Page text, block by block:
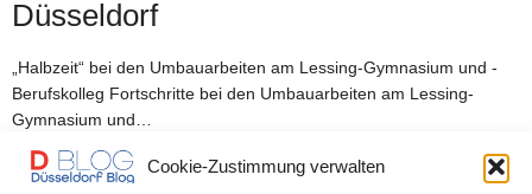
Cookie-Zustimmung verwalten
Düsseldorf
„Halbzeit“ bei den Umbauarbeiten am Lessing-Gymnasium und -
Berufskolleg Fortschritte bei den Umbauarbeiten am Lessing-
Gymnasium und…
0 SHARES